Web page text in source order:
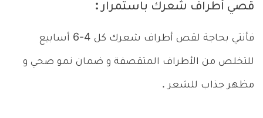
قصي أطراف شعرك باستمرار :
فأنتي بحاجة لقص أطراف شعرك كل 4-6 أسابيع
للتخلص من الأطراف المتقصفة و ضمان نمو صحي و
مظهر جذاب للشعر .